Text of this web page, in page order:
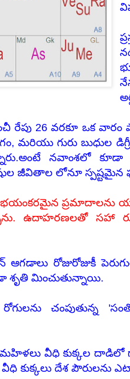
రేపు 26 వరకూ ఒక
మరియు గురు బుధుల
నవాంశలో
జీవితాల లోనూ స్పష్టమైన
భయంకరమైన ప్రమాదాలను
ఉదాహరణలతో సహా
ఆగడాలు రోజురోజుకీ
శృతి మించుతున్నాయి.
మహిళలు వీధి కుక్కల
కుక్కలు దేశ పౌరులను